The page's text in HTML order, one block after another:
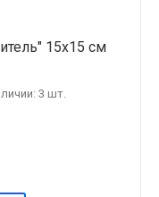
15х15 см
3 шт.